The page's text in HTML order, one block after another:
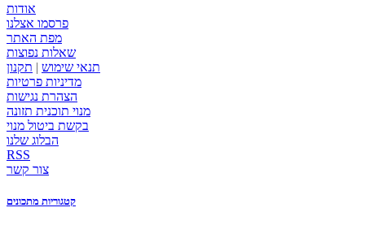
אודות
פרסמו אצלנו
מפת האתר
שאלות נפוצות
תנאי שימוש | תקנון
מדיניות פרטיות
הצהרת נגישות
מנוי תוכנית תזונה
בקשת ביטול מנוי
הבלוג שלנו
RSS
צור קשר
קטגוריות מתכונים